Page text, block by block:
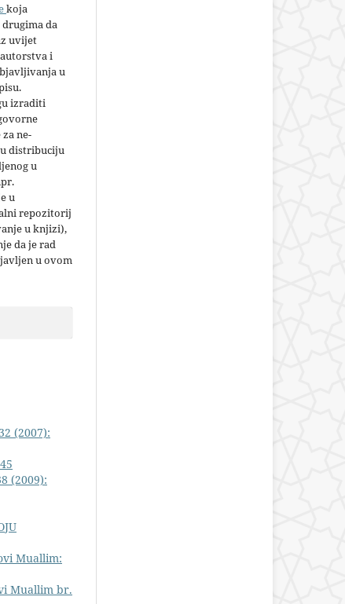
koja
da
uvijet
i
u
izraditi
ne-
distribuciju
u
u
repozitorij
u knjizi),
da je rad
u ovom
(2007):
(2009):
Muallim:
Muallim br.